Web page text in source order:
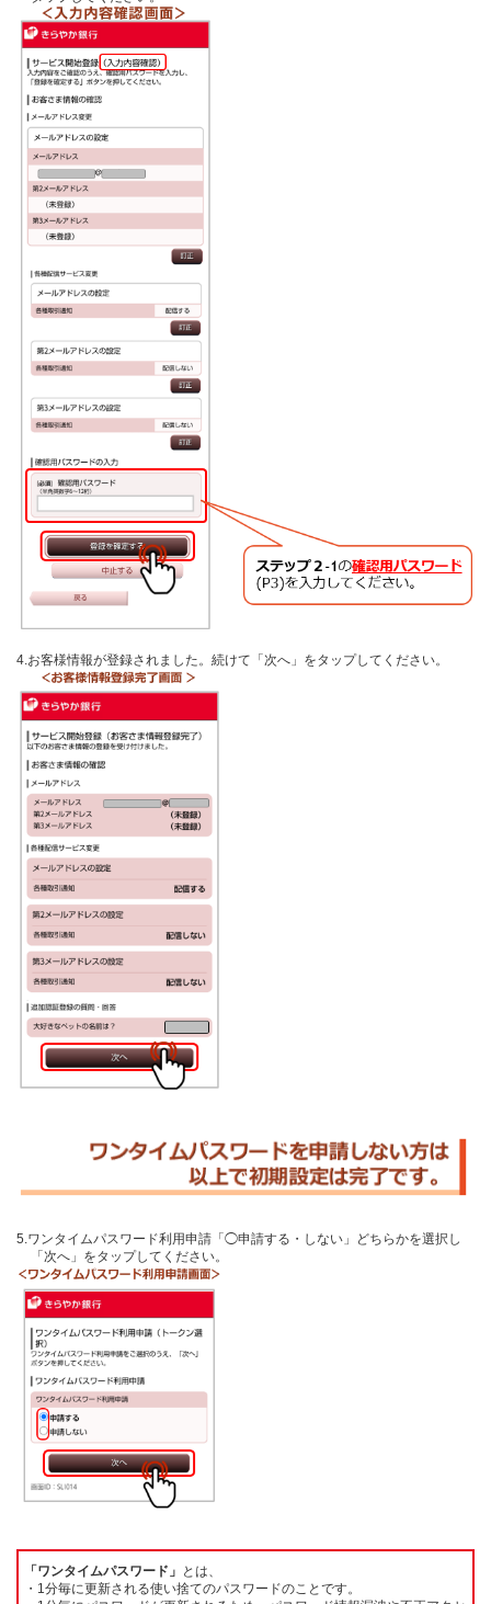
4.お客様情報が登録されました。続けて「次へ」をタップしてください。
5.ワンタイムパスワード利用申請「◯申請する・しない」どちらかを選択し
「次へ」をタップしてください。
「ワンタイムパスワード」 とは、
・1分毎に更新される使い捨てのパスワードのことです。